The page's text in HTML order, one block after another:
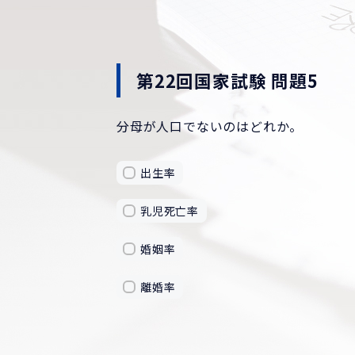
第22回国家試験 問題5
分母が人口でないのはどれか。
出生率
乳児死亡率
婚姻率
離婚率